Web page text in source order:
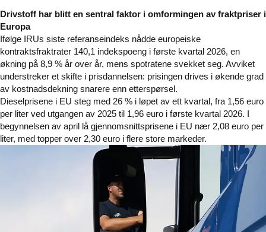
Drivstoff har blitt en sentral faktor i omformingen av fraktpriser i
Europa
Ifølge IRUs siste referanseindeks nådde europeiske
kontraktsfraktrater 140,1 indekspoeng i første kvartal 2026, en
økning på 8,9 % år over år, mens spotratene svekket seg. Avviket
understreker et skifte i prisdannelsen: prisingen drives i økende grad
av kostnadsdekning snarere enn etterspørsel.
Dieselprisene i EU steg med 26 % i løpet av ett kvartal, fra 1,56 euro
per liter ved utgangen av 2025 til 1,96 euro i første kvartal 2026. I
begynnelsen av april lå gjennomsnittsprisene i EU nær 2,08 euro per
liter, med topper over 2,30 euro i flere store markeder.